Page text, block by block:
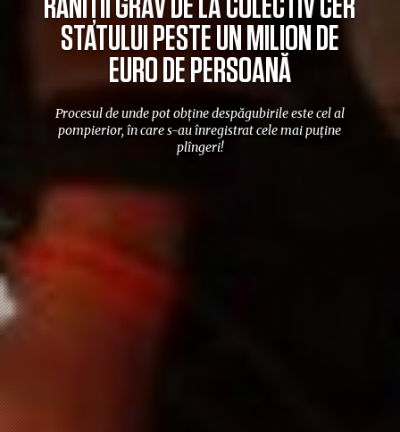
STATULUI PESTE UN MILION DE
EURO DE PERSOANĂ
Procesul de unde pot obține despăgubirile este cel al
pompierior, în care s-au înregistrat cele mai puține
plîngeri!